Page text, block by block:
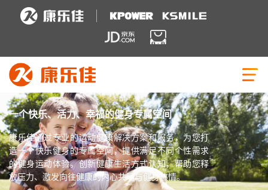
一个快乐、活力、幸福的健身专属空间
康乐佳通过专业的运动健康解决方案和服务，为您打
造一个快乐健身的专属空间，提供满足不同个性需求
的健身运动体验。创新健康生活方式认知，帮助您释
放压力、激发向往健康的内心共鸣与健身热情。